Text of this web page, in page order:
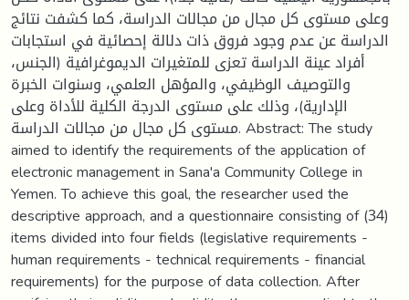
وعلى مستوى كل مجال من مجالات الدراسة، كما كشفت نتائج
الدراسة عن عدم وجود فروق ذات دلالة إحصائية في استجابات
أفراد عينة الدراسة تعزى للمتغيرات الديموغرافية (الجنس،
والتوصيف الوظيفي، والمؤهل العلمي، وسنوات الخبرة
الإدارية)، وذلك على مستوى الدرجة الكلية للأداة وعلى
مستوى كل مجال من مجالات الدراسة. Abstract: The study
aimed to identify the requirements of the application of
electronic management in Sana'a Community College in
Yemen. To achieve this goal, the researcher used the
descriptive approach, and a questionnaire consisting of (34)
items divided into four fields (legislative requirements -
human requirements - technical requirements - financial
requirements) for the purpose of data collection. After